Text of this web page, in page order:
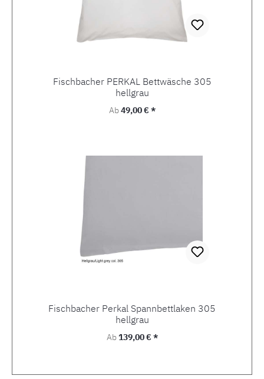
Fischbacher PERKAL Bettwäsche 305
hellgrau
Regulärer Preis:
Ab49,00 € *
Fischbacher Perkal Spannbettlaken 305
hellgrau
Regulärer Preis:
Ab139,00 € *